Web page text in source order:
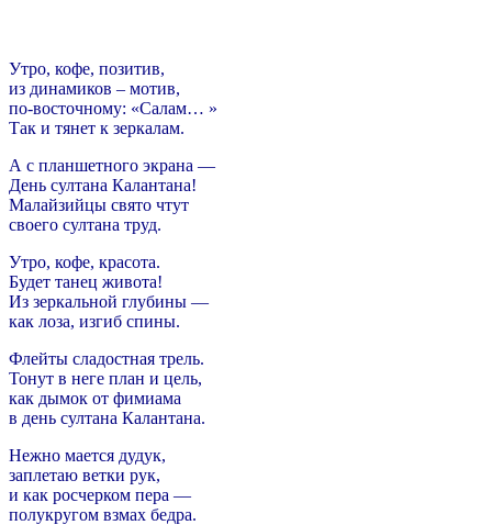
Утро, кофе, позитив,
из динамиков – мотив,
по-восточному: «Салам… »
Так и тянет к зеркалам.
А с планшетного экрана —
День султана Калантана!
Малайзийцы свято чтут
своего султана труд.
Утро, кофе, красота.
Будет танец живота!
Из зеркальной глубины —
как лоза, изгиб спины.
Флейты сладостная трель.
Тонут в неге план и цель,
как дымок от фимиама
в день султана Калантана.
Нежно мается дудук,
заплетаю ветки рук,
и как росчерком пера —
полукругом взмах бедра.